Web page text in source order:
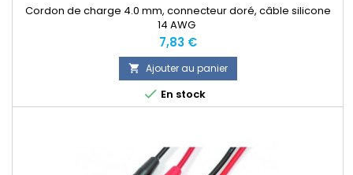
Cordon de charge 4.0 mm, connecteur doré, câble silicone
14 AWG
Prix
7,83 €
 Ajouter au panier
 En stock